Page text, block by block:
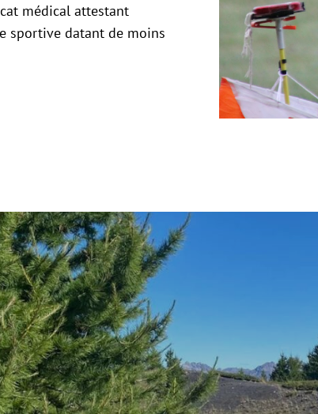
médical attestant
sportive datant de moins